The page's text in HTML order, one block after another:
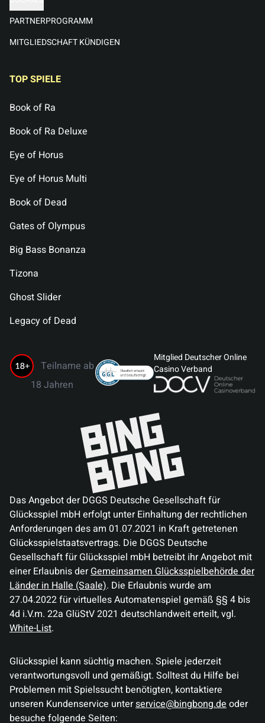
PARTNERPROGRAMM
MITGLIEDSCHAFT KÜNDIGEN
TOP SPIELE
Book of Ra
Book of Ra Deluxe
Eye of Horus
Eye of Horus Multi
Book of Dead
Gates of Olympus
Big Bass Bonanza
Tizona
Ghost Slider
Legacy of Dead
Teilname ab
18 Jahren
Mitglied Deutscher Online
Casino Verband
Das Angebot der DGGS Deutsche Gesellschaft für
Glücksspiel mbH erfolgt unter Einhaltung der rechtlichen
Anforderungen des am 01.07.2021 in Kraft getretenen
Glücksspielstaatsvertrags. Die DGGS Deutsche
Gesellschaft für Glücksspiel mbH betreibt ihr Angebot mit
einer Erlaubnis der Gemeinsamen Glücksspielbehörde der
Länder in Halle (Saale). Die Erlaubnis wurde am
27.04.2022 für virtuelles Automatenspiel gemäß §§ 4 bis
4d i.V.m. 22a GlüStV 2021 deutschlandweit erteilt, vgl.
White-List.
Glücksspiel kann süchtig machen. Spiele jederzeit
verantwortungsvoll und gemäßigt. Solltest du Hilfe bei
Problemen mit Spielssucht benötigten, kontaktiere
unseren Kundenservice unterservice@bingbong.de oder
besuche folgende Seiten: